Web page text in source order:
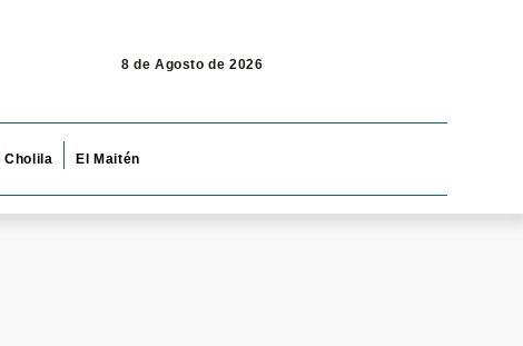
8 de Agosto de 2026
Cholila El Maitén